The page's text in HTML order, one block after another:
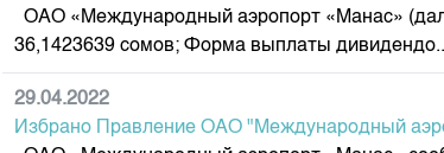
ОАО «Международный аэропорт «Манас»
36,1423639 сомов; Форма выплаты
29.04.2022
Избрано Правление ОАО "Международный